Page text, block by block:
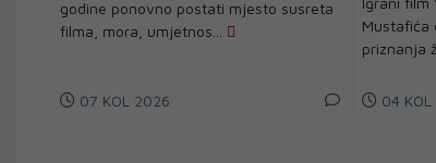
AWARD“
godine ponovno postati mjesto susreta
filma, mora, umjetnos...
07 KOL 2026
Mustafića
priznanja
04